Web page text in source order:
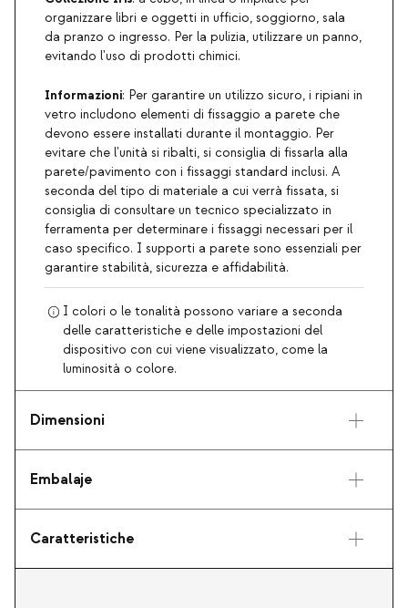
organizzare libri e oggetti in ufficio, soggiorno, sala
da pranzo o ingresso. Per la pulizia, utilizzare un panno,
evitando l'uso di prodotti chimici.
Informazioni: Per garantire un utilizzo sicuro, i ripiani in
vetro includono elementi di fissaggio a parete che
devono essere installati durante il montaggio. Per
evitare che l'unità si ribalti, si consiglia di fissarla alla
parete/pavimento con i fissaggi standard inclusi. A
seconda del tipo di materiale a cui verrà fissata, si
consiglia di consultare un tecnico specializzato in
ferramenta per determinare i fissaggi necessari per il
caso specifico. I supporti a parete sono essenziali per
garantire stabilità, sicurezza e affidabilità.
I colori o le tonalità possono variare a seconda
delle caratteristiche e delle impostazioni del
dispositivo con cui viene visualizzato, come la
luminosità o colore.
Dimensioni
Embalaje
Caratteristiche